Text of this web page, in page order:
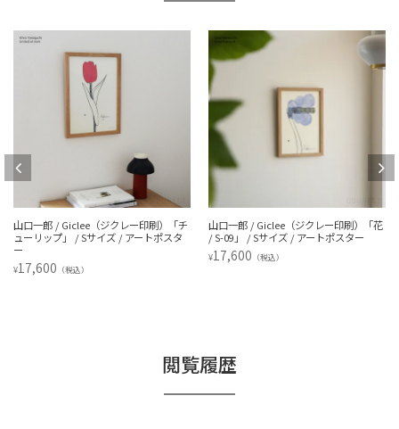
山口一郎 / Giclee（ジクレー印刷）「チ
ューリップ」 / Sサイズ / アートポスタ
ー
¥17,600 （税込）
山口一郎 / Giclee（ジクレー印刷）「花
/ S-09」 / Sサイズ / アートポスター
¥17,600 （税込）
閲覧履歴